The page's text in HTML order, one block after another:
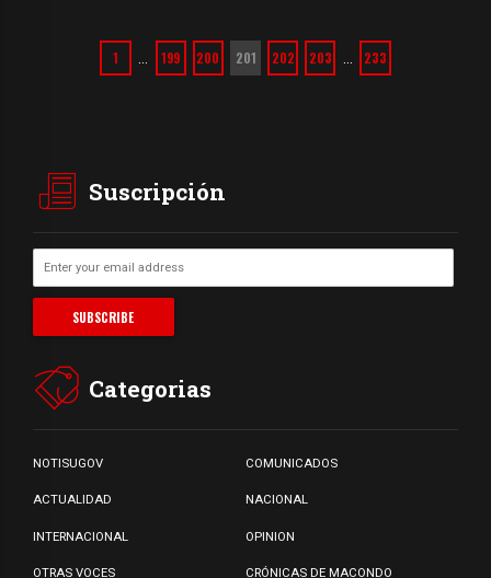
1 199 200 201 202 203 233
Suscripción
Categorias
NOTISUGOV COMUNICADOS
ACTUALIDAD NACIONAL
INTERNACIONAL OPINION
OTRAS VOCES CRÓNICAS DE MACONDO